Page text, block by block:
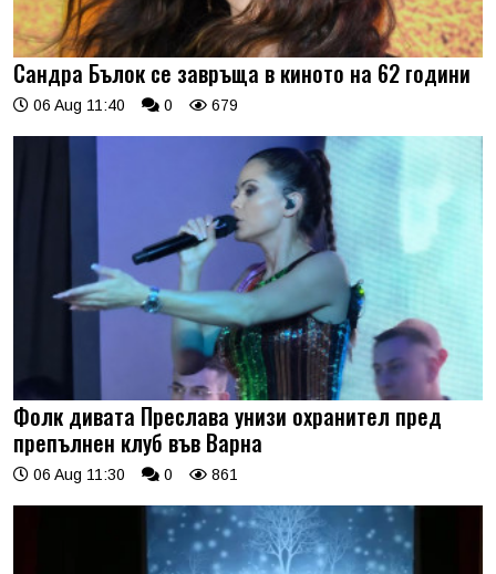
Сандра Бълок се завръща в киното на 62 години
06 Aug 11:40 0 679
Фолк дивата Преслава унизи охранител пред
препълнен клуб във Варна
06 Aug 11:30 0 861